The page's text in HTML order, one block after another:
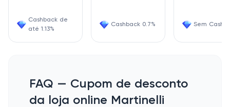
Cashback de
até 1.13%
Cashback 0.7% Sem
FAQ — Cupom de desconto
da loja online Martinelli